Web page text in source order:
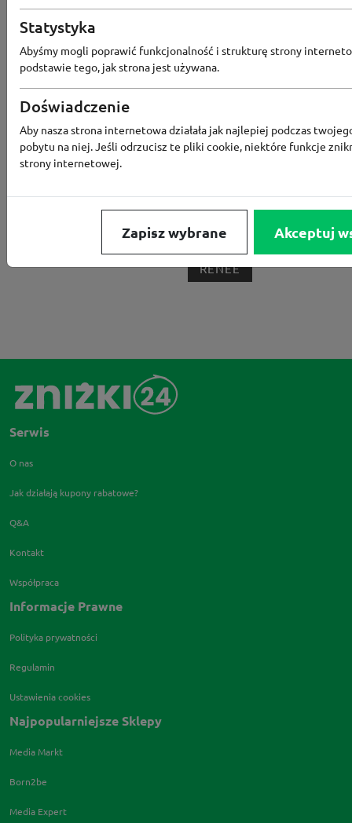
Popularne sklepy
RTV EURO AGD MODIVO
MEDIA EXPERT
BORN2BE
KOMFORT CCC SMYK
LOUNGE BY ZALANDO
MEDIA MARKT ALLEGRO PAY
BIG STAR
BIEDRONKA HOME
RENEE
Serwis
O nas
Jak działają kupony rabatowe?
Q&A
Kontakt
Współpraca
Informacje Prawne
Polityka prywatności
Regulamin
Ustawienia cookies
Najpopularniejsze Sklepy
Media Markt
Born2be
Media Expert
Statystyka
Abyśmy mogli poprawić funkcjonalność i strukturę strony
podstawie tego, jak strona jest używana.
Doświadczenie
Aby nasza strona internetowa działała jak najlepiej podczas
pobytu na niej. Jeśli odrzucisz te pliki cookie, niektóre funkcje
strony internetowej.
Zapisz wybrane Akceptuj